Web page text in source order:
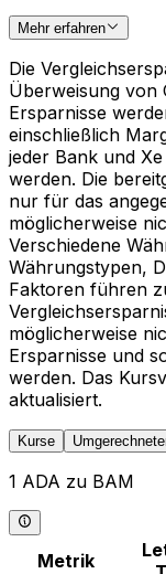
Mehr erfahren
Die
Überweisung von
Ersparnisse
einschließlich
jeder Bank und
werden. Die
nur für das
möglicherweise
Verschiedene
Währungstypen,
Faktoren führen
möglicherweise
Ersparnisse und
werden. Das
aktualisiert.
Kurse
1 ADA zu BAM
Metrik